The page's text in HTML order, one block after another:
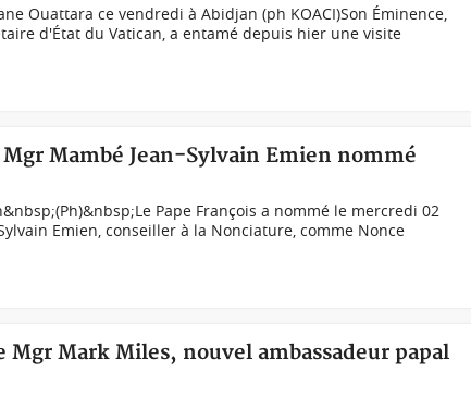
Ouattara ce vendredi à Abidjan (ph KOACI) Son Éminence,
d'État du Vatican, a entamé depuis hier une visite
Mambé Jean-Sylvain Emien nommé
Pape François a nommé le mercredi 02
Emien, conseiller à la Nonciature, comme Nonce
Mark Miles, nouvel ambassadeur papal